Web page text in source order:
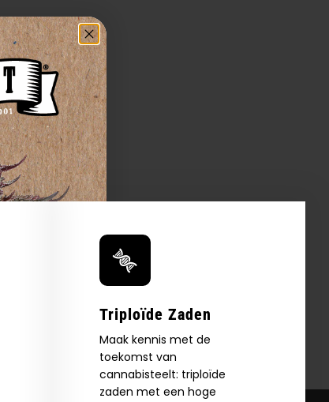
Triploïde Zaden
Maak kennis met de
toekomst van
cannabisteelt: triploïde
zaden met een hoge